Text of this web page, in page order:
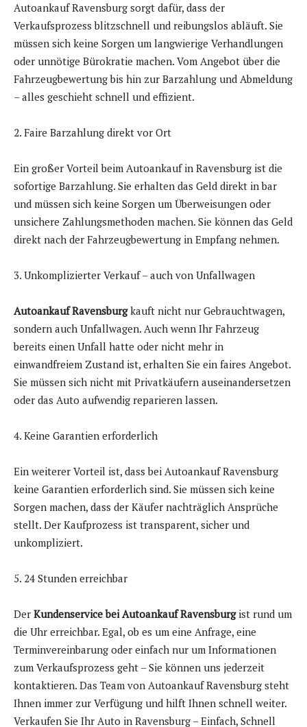
Autoankauf Ravensburg sorgt dafür, dass der
Verkaufsprozess blitzschnell und reibungslos abläuft. Sie
müssen sich keine Sorgen um langwierige Verhandlungen
oder unnötige Bürokratie machen. Vom Angebot über die
Fahrzeugbewertung bis hin zur Barzahlung und Abmeldung
– alles geschieht schnell und effizient.
2. Faire Barzahlung direkt vor Ort
Ein großer Vorteil beim Autoankauf in Ravensburg ist die
sofortige Barzahlung. Sie erhalten das Geld direkt in bar
und müssen sich keine Sorgen um Überweisungen oder
unsichere Zahlungsmethoden machen. Sie können das Geld
direkt nach der Fahrzeugbewertung in Empfang nehmen.
3. Unkomplizierter Verkauf – auch von Unfallwagen
Autoankauf Ravensburgkauft nicht nur Gebrauchtwagen,
sondern auch Unfallwagen. Auch wenn Ihr Fahrzeug
bereits einen Unfall hatte oder nicht mehr in
einwandfreiem Zustand ist, erhalten Sie ein faires Angebot.
Sie müssen sich nicht mit Privatkäufern auseinandersetzen
oder das Auto aufwendig reparieren lassen.
4. Keine Garantien erforderlich
Ein weiterer Vorteil ist, dass bei Autoankauf Ravensburg
keine Garantien erforderlich sind. Sie müssen sich keine
Sorgen machen, dass der Käufer nachträglich Ansprüche
stellt. Der Kaufprozess ist transparent, sicher und
unkompliziert.
5. 24 Stunden erreichbar
Der Kundenservice bei Autoankauf Ravensburgist rund um
die Uhr erreichbar. Egal, ob es um eine Anfrage, eine
Terminvereinbarung oder einfach nur um Informationen
zum Verkaufsprozess geht – Sie können uns jederzeit
kontaktieren. Das Team von Autoankauf Ravensburg steht
Ihnen immer zur Verfügung und hilft Ihnen schnell weiter.
Verkaufen Sie Ihr Auto in Ravensburg – Einfach, Schnell